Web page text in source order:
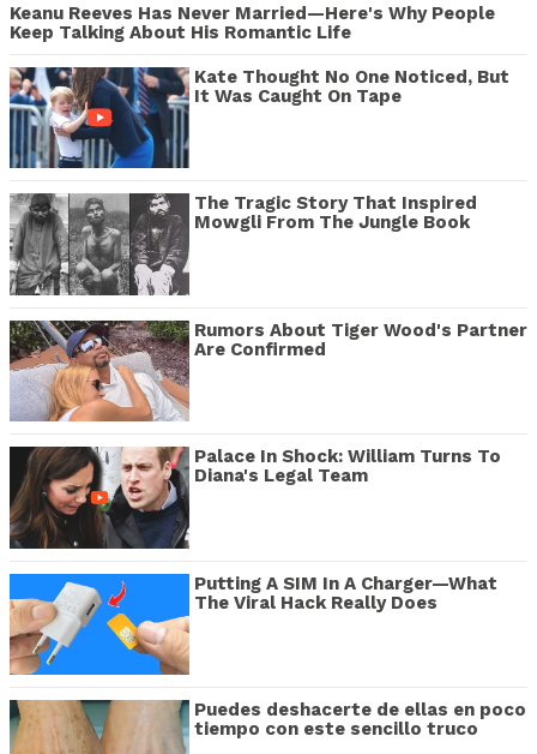
Keanu Reeves Has Never Married—Here's Why People
Keep Talking About His Romantic Life
Kate Thought No One Noticed, But
It Was Caught On Tape
The Tragic Story That Inspired
Mowgli From The Jungle Book
Rumors About Tiger Wood's Partner
Are Confirmed
Palace In Shock: William Turns To
Diana's Legal Team
Putting A SIM In A Charger—What
The Viral Hack Really Does
Puedes deshacerte de ellas en poco
tiempo con este sencillo truco